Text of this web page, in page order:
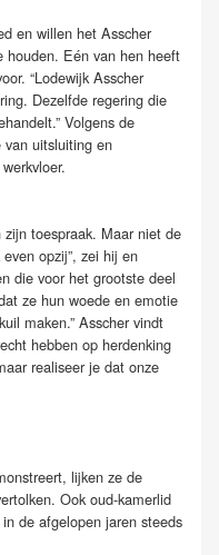
en willen het Asscher
houden. Eén van hen heeft
“Lodewijk Asscher
Dezelfde regering die
Volgens de
van uitsluiting en
toespraak. Maar niet de
opzij”, zei hij en
die voor het grootste deel
ze hun woede en emotie
maken.” Asscher vindt
hebben op herdenking
realiseer je dat onze
lijken ze de
Ook oud-kamerlid
de afgelopen jaren steeds